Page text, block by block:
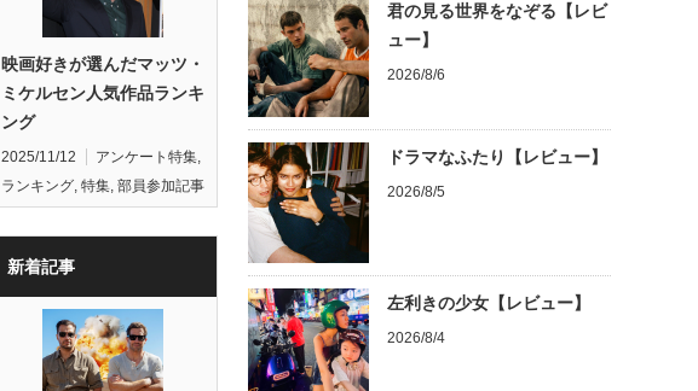
映画好きが選んだマッツ・
ミケルセン人気作品ランキ
ング
2025/11/12 アンケート特集,
ランキング, 特集, 部員参加記事
新着記事
君の見る世界をなぞる【レビ
ュー】
2026/8/6
ドラマなふたり【レビュー】
2026/8/5
左利きの少女【レビュー】
2026/8/4